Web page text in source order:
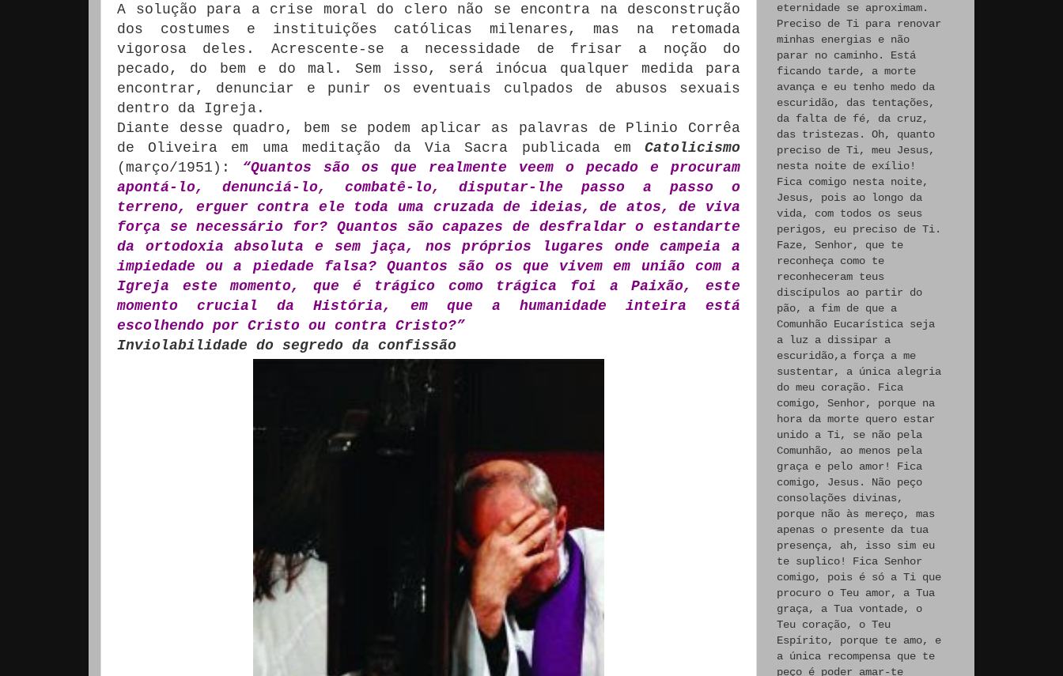
A solução para a crise moral do clero não se encontra na desconstrução
dos costumes e instituições católicas milenares, mas na retomada
vigorosa deles. Acrescente-se a necessidade de frisar a noção do
pecado, do bem e do mal. Sem isso, será inócua qualquer medida para
encontrar, denunciar e punir os eventuais culpados de abusos sexuais
dentro da Igreja.
Diante desse quadro, bem se podem aplicar as palavras de Plinio Corrêa
de Oliveira em uma meditação da Via Sacra publicada em Catolicismo
(março/1951): “Quantos são os que realmente veem o pecado e procuram
apontá-lo, denunciá-lo, combatê-lo, disputar-lhe passo a passo o
terreno, erguer contra ele toda uma cruzada de ideias, de atos, de viva
força se necessário for? Quantos são capazes de desfraldar o estandarte
da ortodoxia absoluta e sem jaça, nos próprios lugares onde campeia a
impiedade ou a piedade falsa? Quantos são os que vivem em união com a
Igreja este momento, que é trágico como trágica foi a Paixão, este
momento crucial da História, em que a humanidade inteira está
escolhendo por Cristo ou contra Cristo?”
Inviolabilidade do segredo da confissão
eternidade se aproximam.
Preciso de Ti para renovar
minhas energias e não
parar no caminho. Está
ficando tarde, a morte
avança e eu tenho medo da
escuridão, das tentações,
da falta de fé, da cruz,
das tristezas. Oh, quanto
preciso de Ti, meu Jesus,
nesta noite de exílio!
Fica comigo nesta noite,
Jesus, pois ao longo da
vida, com todos os seus
perigos, eu preciso de Ti.
Faze, Senhor, que te
reconheça como te
reconheceram teus
discípulos ao partir do
pão, a fim de que a
Comunhão Eucarística seja
a luz a dissipar a
escuridão,a força a me
sustentar, a única alegria
do meu coração. Fica
comigo, Senhor, porque na
hora da morte quero estar
unido a Ti, se não pela
Comunhão, ao menos pela
graça e pelo amor! Fica
comigo, Jesus. Não peço
consolações divinas,
porque não às mereço, mas
apenas o presente da tua
presença, ah, isso sim eu
te suplico! Fica Senhor
comigo, pois é só a Ti que
procuro o Teu amor, a Tua
graça, a Tua vontade, o
Teu coração, o Teu
Espírito, porque te amo, e
a única recompensa que te
peço é poder amar-te